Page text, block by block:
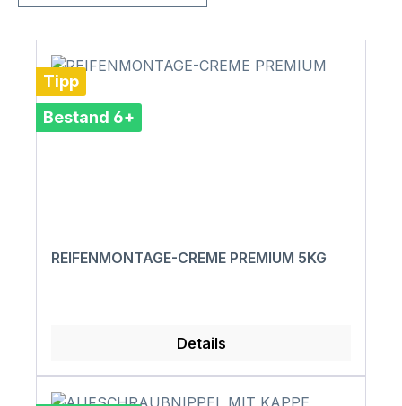
Tipp
Bestand 6+
REIFENMONTAGE-CREME PREMIUM 5KG
Details